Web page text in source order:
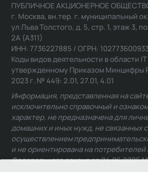
ПУБЛИЧНОЕ АКЦИОНЕРНОЕ
г. Москва, вн.тер. г. муниципальный
ул Льва Толстого, д. 5, стр. 1, этаж 3,
2А (А311)
ИНН: 7736227885 / ОГРН:
Коды видов деятельности в области
утвержденному Приказом Минцифры
2023 г. № 449: 2.01, 27.01, 4.01
Информация, представленная на
исключительно справочный и
характер, не предназначена для
домашних и иных нужд, не связанных с
осуществлением
и не ориентирована на
Федерального закона от 24.06.2025